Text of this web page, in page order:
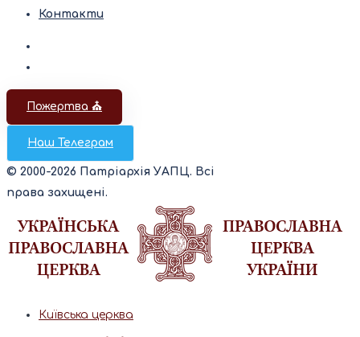
Контакти
Пожертва ⛪️
Наш Телеграм
© 2000-2026 Патріархія УАПЦ. Всі
права захищені.
Київська церква